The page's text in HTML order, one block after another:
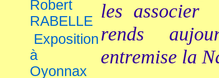
Robert
RABELLE
Exposition
à
Oyonnax
les associer
rends
entremise la